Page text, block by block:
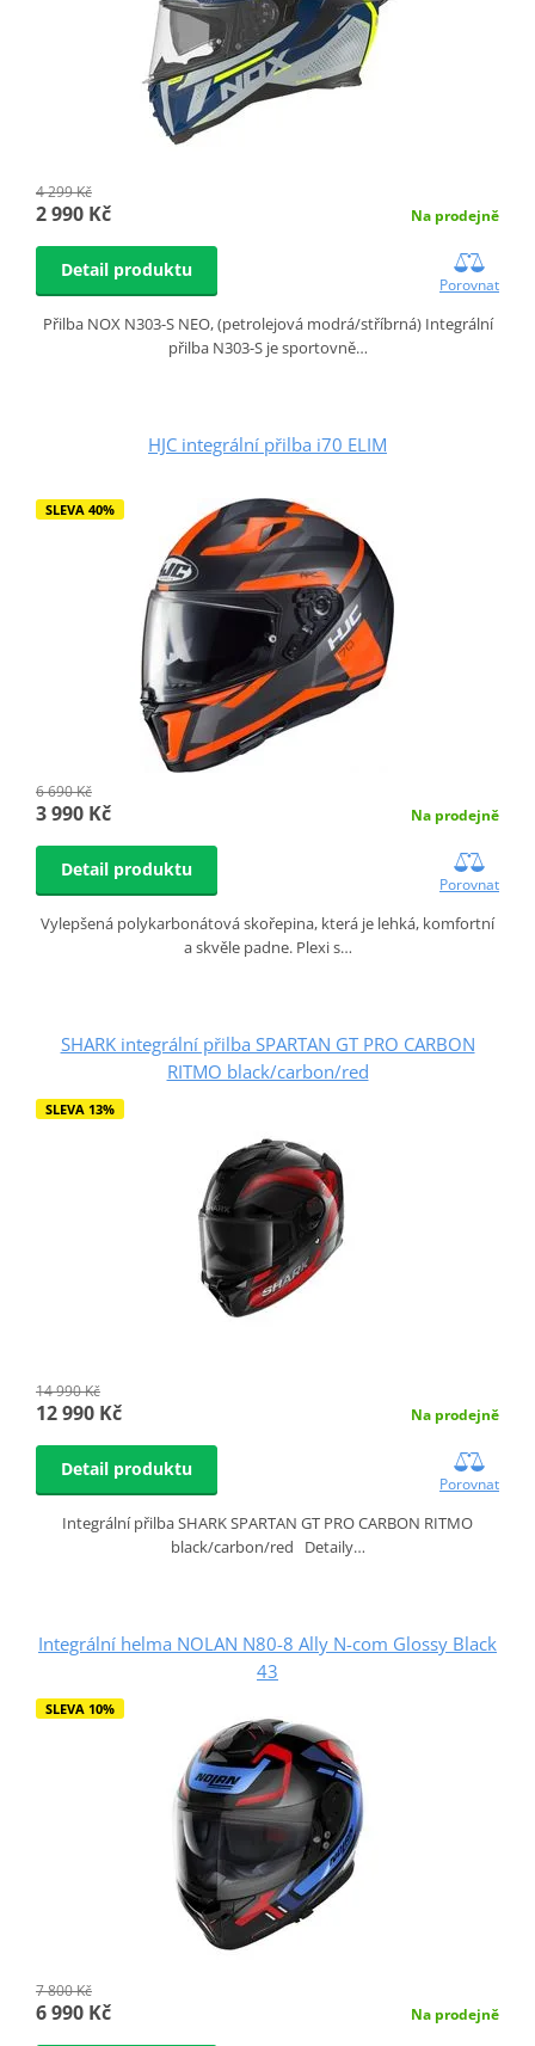
4 299 Kč
2 990 Kč Na prodejně
Detail produktu
Porovnat
Přilba NOX N303-S NEO, (petrolejová modrá/stříbrná) Integrální
přilba N303-S je sportovně…
HJC integrální přilba i70 ELIM
SLEVA 40%
6 690 Kč
3 990 Kč Na prodejně
Detail produktu
Porovnat
Vylepšená polykarbonátová skořepina, která je lehká, komfortní
a skvěle padne. Plexi s…
SHARK integrální přilba SPARTAN GT PRO CARBON
RITMO black/carbon/red
SLEVA 13%
14 990 Kč
12 990 Kč Na prodejně
Detail produktu
Porovnat
Integrální přilba SHARK SPARTAN GT PRO CARBON RITMO
black/carbon/red Detaily…
Integrální helma NOLAN N80-8 Ally N-com Glossy Black
43
SLEVA 10%
7 800 Kč
6 990 Kč Na prodejně